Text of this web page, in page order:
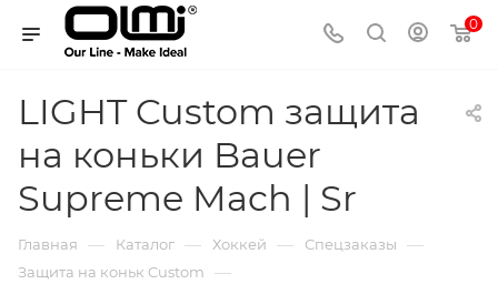
0
LIGHT Custom защита
на коньки Bauer
Supreme Mach | Sr
Главная — Каталог — Хоккей — Спецзаказы —
Защита на коньк Custom —